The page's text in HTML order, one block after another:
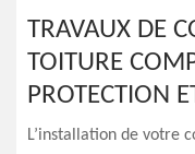
TRAVAUX DE
TOITURE
PROTECTION
L’installation de votre